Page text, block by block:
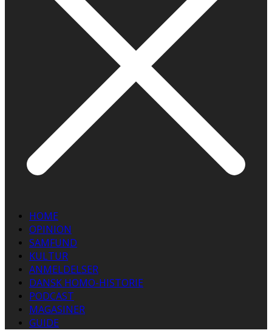
HOME
OPINION
SAMFUND
KULTUR
ANMELDELSER
DANSK HOMO-HISTORIE
PODCAST
MAGASINER
GUIDE